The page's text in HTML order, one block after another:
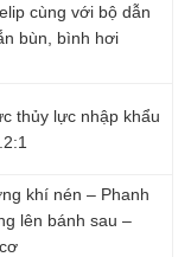
cùng với bộ dẫn
bùn, bình hơi
thủy lực nhập khẩu
khí nén – Phanh
lên bánh sau –